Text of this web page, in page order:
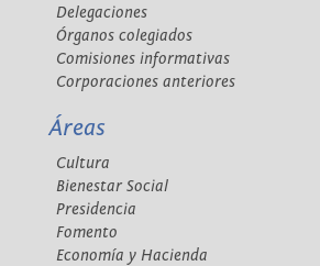
Delegaciones
Órganos colegiados
Comisiones informativas
Corporaciones anteriores
Áreas
Cultura
Bienestar Social
Presidencia
Fomento
Economía y Hacienda